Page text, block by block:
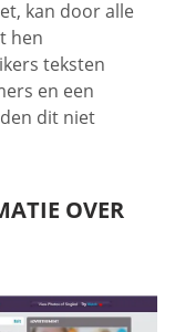
kan door alle
hen
teksten
en een
dit niet
OVER